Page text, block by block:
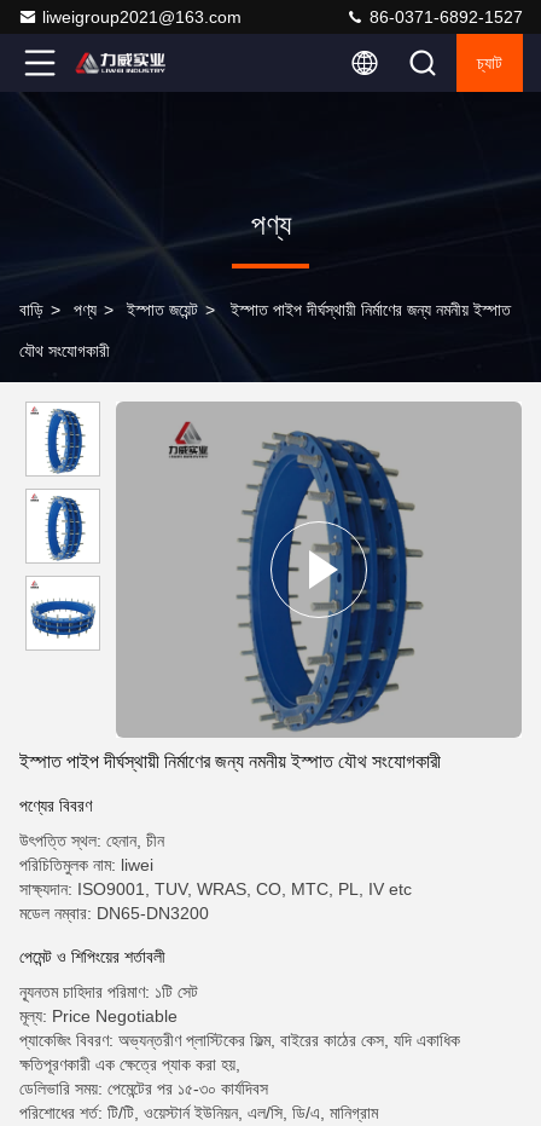
liweigroup2021@163.com 86-0371-6892-1527
চ্যাট
পণ্য
বাড়ি > পণ্য > ইস্পাত জয়েন্ট > ইস্পাত পাইপ দীর্ঘস্থায়ী নির্মাণের জন্য নমনীয় ইস্পাত
যৌথ সংযোগকারী
ইস্পাত পাইপ দীর্ঘস্থায়ী নির্মাণের জন্য নমনীয় ইস্পাত যৌথ সংযোগকারী
পণ্যের বিবরণ
উৎপত্তি স্থল: হেনান, চীন
পরিচিতিমুলক নাম: liwei
সাক্ষ্যদান: ISO9001, TUV, WRAS, CO, MTC, PL, IV etc
মডেল নম্বার: DN65-DN3200
পেমেন্ট ও শিপিংয়ের শর্তাবলী
ন্যূনতম চাহিদার পরিমাণ: ১টি সেট
মূল্য: Price Negotiable
প্যাকেজিং বিবরণ: অভ্যন্তরীণ প্লাস্টিকের ফিল্ম, বাইরের কাঠের কেস, যদি একাধিক
ক্ষতিপূরণকারী এক ক্ষেত্রে প্যাক করা হয়,
ডেলিভারি সময়: পেমেন্টের পর ১৫-৩০ কার্যদিবস
পরিশোধের শর্ত: টি/টি, ওয়েস্টার্ন ইউনিয়ন, এল/সি, ডি/এ, মানিগ্রাম